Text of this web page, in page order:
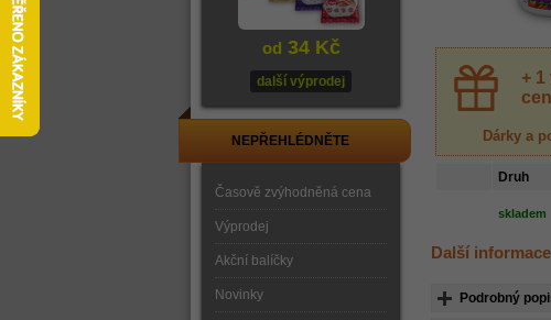
+
Dárky a
Druh
skladem
Další
Podrobný
od 34 Kč
další výprodej
NEPŘEHLÉDNĚTE
Časově zvýhodněná cena
Výprodej
Akční balíčky
Novinky